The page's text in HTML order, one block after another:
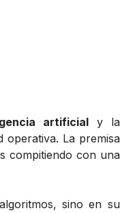
artificial y la
operativa. La premisa
compitiendo con una
sino en su